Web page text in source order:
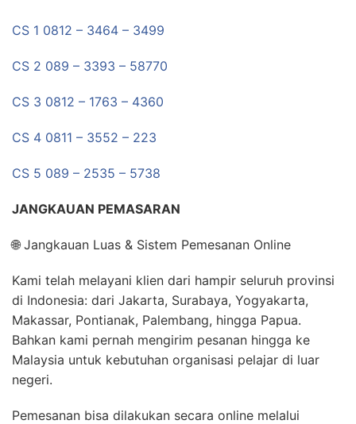
CS 1 0812 – 3464 – 3499
CS 2 089 – 3393 – 58770
CS 3 0812 – 1763 – 4360
CS 4 0811 – 3552 – 223
CS 5 089 – 2535 – 5738
JANGKAUAN PEMASARAN
🌐 Jangkauan Luas & Sistem Pemesanan Online
Kami telah melayani klien dari hampir seluruh provinsi
di Indonesia: dari Jakarta, Surabaya, Yogyakarta,
Makassar, Pontianak, Palembang, hingga Papua.
Bahkan kami pernah mengirim pesanan hingga ke
Malaysia untuk kebutuhan organisasi pelajar di luar
negeri.
Pemesanan bisa dilakukan secara online melalui